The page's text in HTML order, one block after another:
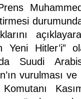
Yeni Hitler’i”
Suudi
vurulması